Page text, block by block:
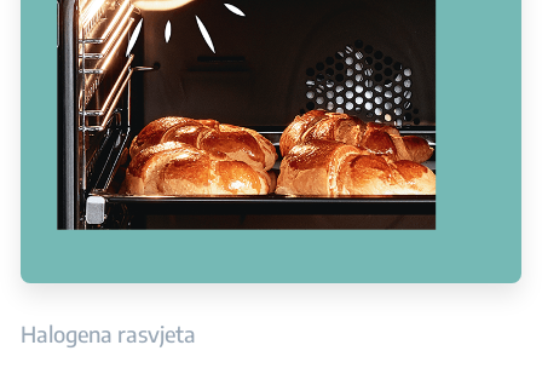
Halogena rasvjeta